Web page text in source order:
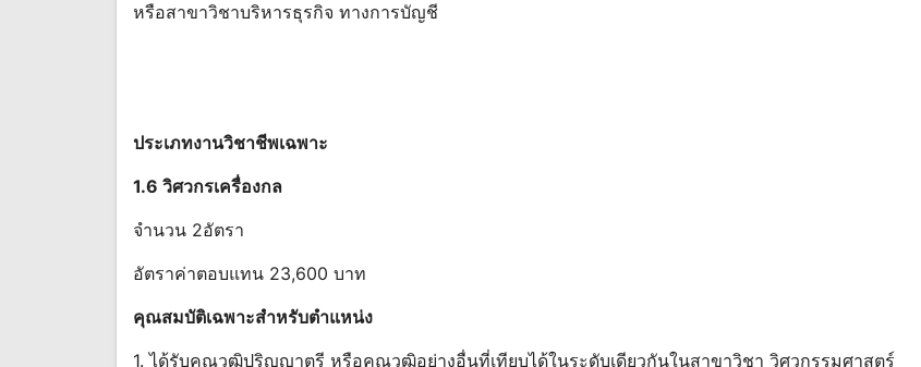
หรือสาขาวิชาบริหารธุรกิจ ทางการบัญชี
ประเภทงานวิชาชีพเฉพาะ
1.6 วิศวกรเครื่องกล
จํานวน 2อัตรา
อัตราค่าตอบแทน 23,600 บาท
คุณสมบัติเฉพาะสําหรับตําแหน่ง
1. ได้รับคุณวุฒิปริญญาตรี หรือคุณวุฒิอย่างอื่นที่เทียบได้ในระดับเดียวกันในสาขาวิชา วิศวกรรมศาสตร์